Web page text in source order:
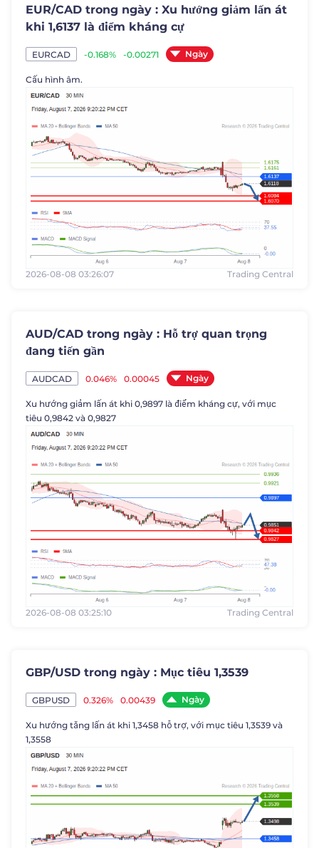
EUR/CAD trong ngày : Xu hướng giảm lấn át
khi 1,6137 là điểm kháng cự
EURCAD -0.168% -0.00271 Ngày
Cấu hình âm.
2026-08-08 03:26:07 Trading Central
AUD/CAD trong ngày : Hỗ trợ quan trọng
đang tiến gần
AUDCAD 0.046% 0.00045 Ngày
Xu hướng giảm lấn át khi 0,9897 là điểm kháng cự, với mục
tiêu 0,9842 và 0,9827
2026-08-08 03:25:10 Trading Central
GBP/USD trong ngày : Mục tiêu 1,3539
GBPUSD 0.326% 0.00439 Ngày
Xu hướng tăng lấn át khi 1,3458 hỗ trợ, với mục tiêu 1,3539 và
1,3558